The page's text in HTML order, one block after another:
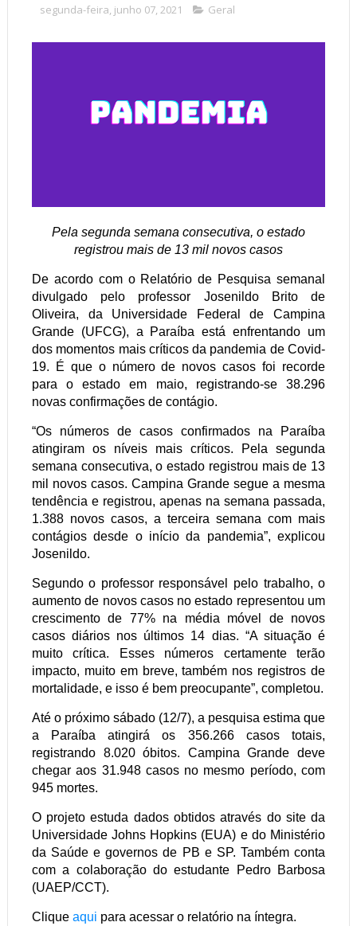
segunda-feira, junho 07, 2021 Geral
Pela segunda semana consecutiva, o estado
registrou mais de 13 mil novos casos
De acordo com o Relatório de Pesquisa semanal
divulgado pelo professor Josenildo Brito de
Oliveira, da Universidade Federal de Campina
Grande (UFCG), a Paraíba está enfrentando um
dos momentos mais críticos da pandemia de Covid-
19. É que o número de novos casos foi recorde
para o estado em maio, registrando-se 38.296
novas confirmações de contágio.
“Os números de casos confirmados na Paraíba
atingiram os níveis mais críticos. Pela segunda
semana consecutiva, o estado registrou mais de 13
mil novos casos. Campina Grande segue a mesma
tendência e registrou, apenas na semana passada,
1.388 novos casos, a terceira semana com mais
contágios desde o início da pandemia”, explicou
Josenildo.
Segundo o professor responsável pelo trabalho, o
aumento de novos casos no estado representou um
crescimento de 77% na média móvel de novos
casos diários nos últimos 14 dias. “A situação é
muito crítica. Esses números certamente terão
impacto, muito em breve, também nos registros de
mortalidade, e isso é bem preocupante”, completou.
Até o próximo sábado (12/7), a pesquisa estima que
a Paraíba atingirá os 356.266 casos totais,
registrando 8.020 óbitos. Campina Grande deve
chegar aos 31.948 casos no mesmo período, com
945 mortes.
O projeto estuda dados obtidos através do site da
Universidade Johns Hopkins (EUA) e do Ministério
da Saúde e governos de PB e SP. Também conta
com a colaboração do estudante Pedro Barbosa
(UAEP/CCT).
Clique aqui para acessar o relatório na íntegra.